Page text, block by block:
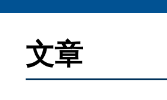
文章